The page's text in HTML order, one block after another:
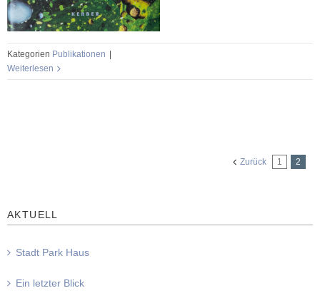
Kategorien Publikationen
Weiterlesen
Zurück 1 2
AKTUELL
Stadt Park Haus
Ein letzter Blick